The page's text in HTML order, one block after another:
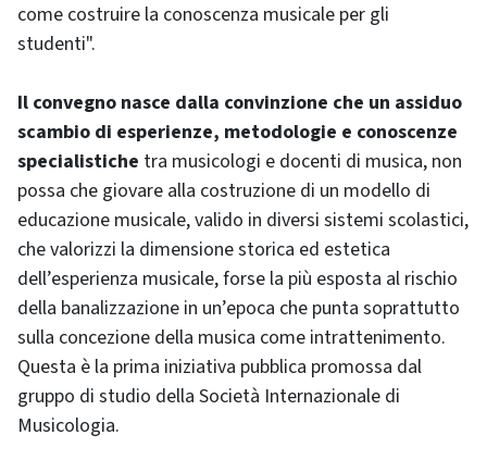
come costruire la conoscenza musicale per gli
studenti".
Il convegno nasce dalla convinzione che un assiduo
scambio di esperienze, metodologie e conoscenze
specialistiche tra musicologi e docenti di musica, non
possa che giovare alla costruzione di un modello di
educazione musicale, valido in diversi sistemi scolastici,
che valorizzi la dimensione storica ed estetica
dell’esperienza musicale, forse la più esposta al rischio
della banalizzazione in un’epoca che punta soprattutto
sulla concezione della musica come intrattenimento.
Questa è la prima iniziativa pubblica promossa dal
gruppo di studio della Società Internazionale di
Musicologia.